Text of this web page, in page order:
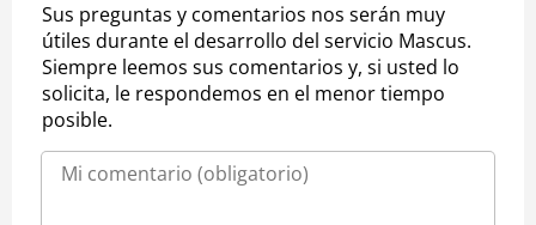
Sus preguntas y comentarios nos serán muy
útiles durante el desarrollo del servicio Mascus.
Siempre leemos sus comentarios y, si usted lo
solicita, le respondemos en el menor tiempo
posible.